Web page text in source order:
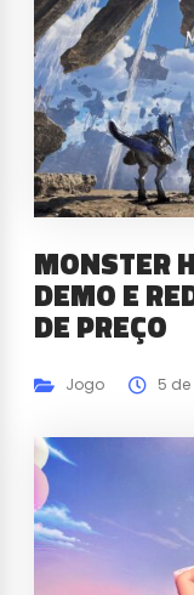
MONSTER
DEMO E
DE PREÇO
Jogo 5